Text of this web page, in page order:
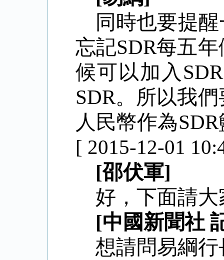
同時也要提
忘記SDR每五
候可以加入
SDR。所以我
人民幣作為
[ 2015-12-01
[邵伏軍]
好，下面請
[中國新聞社
想請問易綱